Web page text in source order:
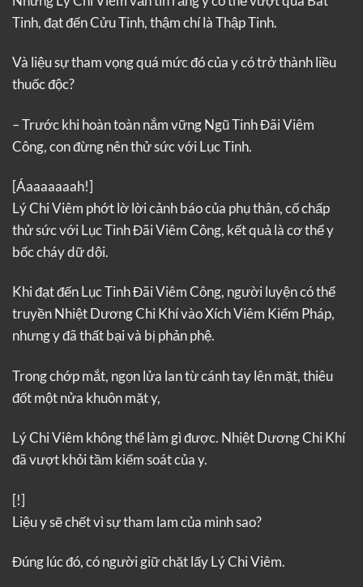
Tinh, đạt đến Cửu Tinh, thậm chí là Thập Tinh.
Và liệu sự tham vọng quá mức đó của y có trở thành liều
thuốc độc?
– Trước khi hoàn toàn nắm vững Ngũ Tinh Đãi Viêm
Công, con đừng nên thử sức với Lục Tinh.
[Áaaaaaaah!]
Lý Chi Viêm phớt lờ lời cảnh báo của phụ thân, cố chấp
thử sức với Lục Tinh Đãi Viêm Công, kết quả là cơ thể y
bốc cháy dữ dội.
Khi đạt đến Lục Tinh Đãi Viêm Công, người luyện có thể
truyền Nhiệt Dương Chi Khí vào Xích Viêm Kiếm Pháp,
nhưng y đã thất bại và bị phản phệ.
Trong chớp mắt, ngọn lửa lan từ cánh tay lên mặt, thiêu
đốt một nửa khuôn mặt y,
Lý Chi Viêm không thể làm gì được. Nhiệt Dương Chi Khí
đã vượt khỏi tầm kiểm soát của y.
[!]
Liệu y sẽ chết vì sự tham lam của mình sao?
Đúng lúc đó, có người giữ chặt lấy Lý Chi Viêm.